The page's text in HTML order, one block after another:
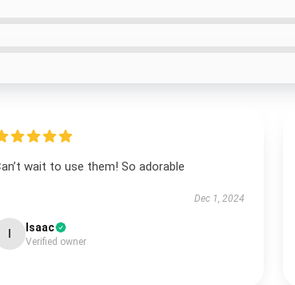
wait to use them! So adorable
Dec 1, 2024
Isaac
Verified owner